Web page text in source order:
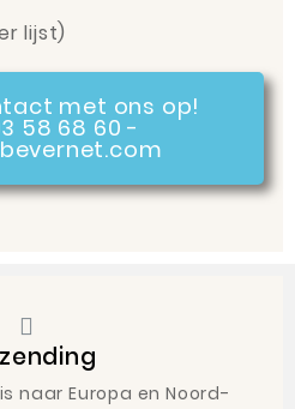
lijst)
met ons op!
58 68 60 -
naar Europa en Noord-